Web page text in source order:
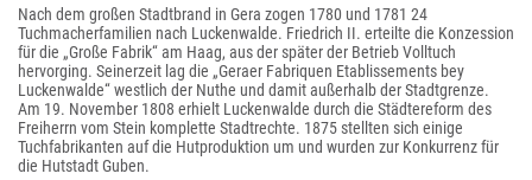
Nach dem großen Stadtbrand in Gera zogen 1780 und 1781 24
Tuchmacherfamilien nach Luckenwalde. Friedrich II. erteilte die Konzession
für die „Große Fabrik“ am Haag, aus der später der Betrieb Volltuch
hervorging. Seinerzeit lag die „Geraer Fabriquen Etablissements bey
Luckenwalde“ westlich der Nuthe und damit außerhalb der Stadtgrenze.
Am 19. November 1808 erhielt Luckenwalde durch die Städtereform des
Freiherrn vom Stein komplette Stadtrechte. 1875 stellten sich einige
Tuchfabrikanten auf die Hutproduktion um und wurden zur Konkurrenz für
die Hutstadt Guben.